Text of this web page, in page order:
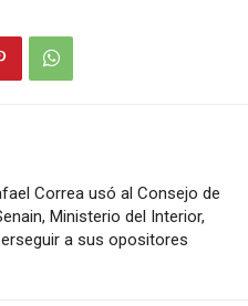
Correa usó al Consejo de
Ministerio del Interior,
a sus opositores